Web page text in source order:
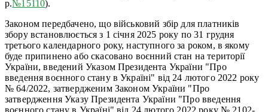
р.№15110).
Законом передбачено, що військовий збір для платників
збору встановлюється з 1 січня 2025 року по 31 грудня
третього календарного року, наступного за роком, в якому
буде припинено або скасовано воєнний стан на території
України, введений Указом Президента України "Про
введення воєнного стану в Україні" від 24 лютого 2022 року
№ 64/2022, затвердженим Законом України "Про
затвердження Указу Президента України "Про введення
воєнного стану в Україні" від 24 лютого 2022 року № 2102-